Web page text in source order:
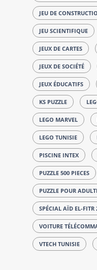
JEU DE
JEU SCIENTIFIQUE
JEUX DE CARTES
JEUX DE SOCIÉTÉ
JEUX ÉDUCATIFS
KS PUZZLE
LEGO MARVEL
LEGO TUNISIE
PISCINE INTEX
PUZZLE 500 PIECES
PUZZLE POUR
SPÉCIAL AÏD EL-FITR
VOITURE
VTECH TUNISIE